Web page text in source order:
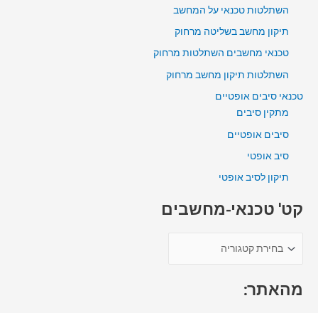
השתלטות טכנאי על המחשב
תיקון מחשב בשליטה מרחוק
טכנאי מחשבים השתלטות מרחוק
השתלטות תיקון מחשב מרחוק
טכנאי סיבים אופטיים
מתקין סיבים
סיבים אופטיים
סיב אופטי
תיקון לסיב אופטי
קט' טכנאי-מחשבים
מהאתר: